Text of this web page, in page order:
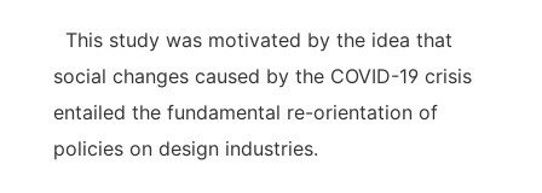
This study was motivated by the idea that
social changes caused by the COVID-19 crisis
entailed the fundamental re-orientation of
policies on design industries.